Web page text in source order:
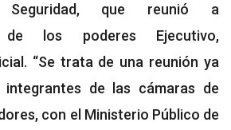
Seguridad, que reunió a
de los poderes Ejecutivo,
“Se trata de una reunión ya
integrantes de las cámaras de
con el Ministerio Público de